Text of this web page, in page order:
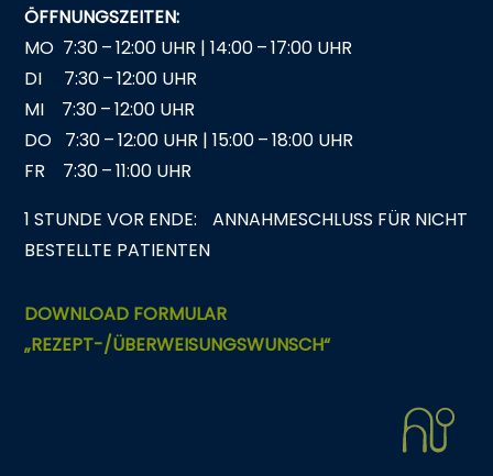
ÖFFNUNGSZEITEN:
MO 7:30 – 12:00 UHR | 14:00 – 17:00 UHR
DI 7:30 – 12:00 UHR
MI 7:30 – 12:00 UHR
DO 7:30 – 12:00 UHR | 15:00 – 18:00 UHR
FR 7:30 – 11:00 UHR
1 STUNDE VOR ENDE: ANNAHMESCHLUSS FÜR NICHT
BESTELLTE PATIENTEN
DOWNLOAD FORMULAR
„REZEPT-/ÜBERWEISUNGSWUNSCH“